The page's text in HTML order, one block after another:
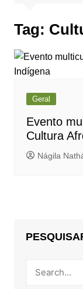
Tag:
Geral
Evento
Cultura
Nágila